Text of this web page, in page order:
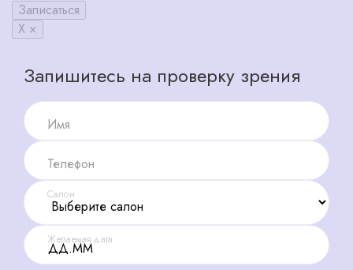
Записаться
X ×
Запишитесь на проверку зрения
Имя
Телефон
Салон
Желаемая дата